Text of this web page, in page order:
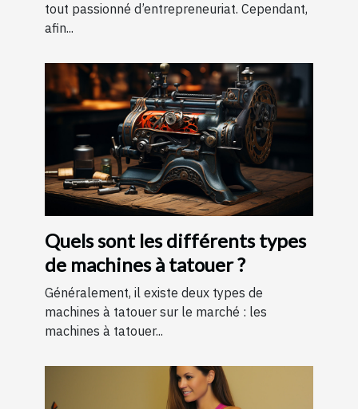
tout passionné d’entrepreneuriat. Cependant,
afin...
Quels sont les différents types
de machines à tatouer ?
Généralement, il existe deux types de
machines à tatouer sur le marché : les
machines à tatouer...